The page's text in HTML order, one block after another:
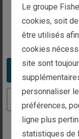
The
intended
You
Take
relatives à votre
Gestion de
Médias et
Le groupe
cookies, soit
être utilisés
cookies
site sont
personnaliser
préférences,
ligne plus
statistiques de